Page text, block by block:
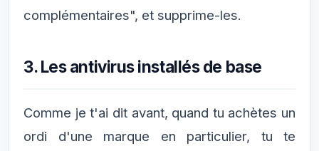
complémentaires", et supprime-les.
3. Les antivirus installés de base
Comme je t'ai dit avant, quand tu achètes un
ordi d'une marque en particulier, tu te